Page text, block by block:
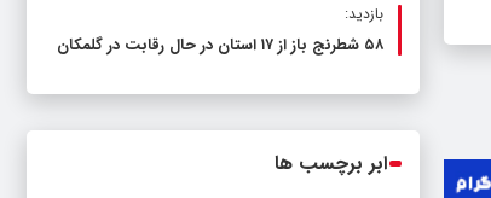
بازدید:
۵۸ شطرنج‌ باز از ۱۷ استان در حال رقابت در گلمکان
ابر برچسب ها